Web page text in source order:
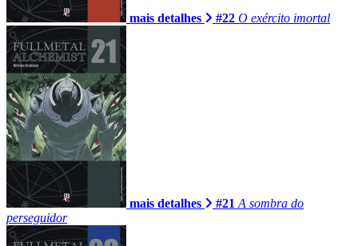
mais detalhes #22 O exército imortal
mais detalhes #21 A sombra do
perseguidor